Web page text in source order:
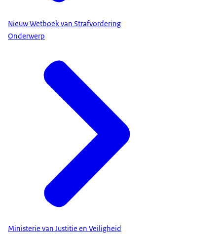
Nieuw Wetboek van Strafvordering
Onderwerp
Ministerie van Justitie en Veiligheid